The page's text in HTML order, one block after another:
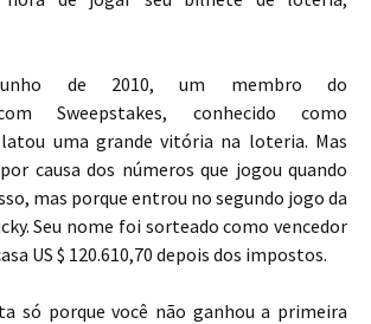
de 2010, um membro do
Sweepstakes, conhecido como
uma grande vitória na loteria. Mas
causa dos números que jogou quando
mas porque entrou no segundo jogo da
Seu nome foi sorteado como vencedor
US $ 120.610,70 depois dos impostos.
só porque você não ganhou a primeira